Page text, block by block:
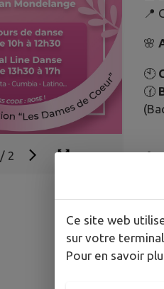
/ 2
📍
🌸
🕙
🕜
🌸
🎟️
👗
➡️
Ce site web
sur votre
Pour en savoir